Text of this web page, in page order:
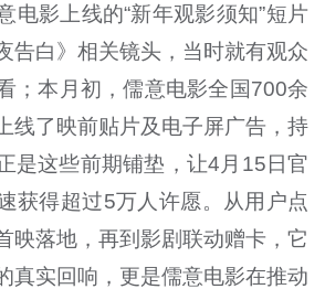
电影上线的“新年观影须知”短片
告白》相关镜头，当时就有观众
；本月初，儒意电影全国700余
线了映前贴片及电子屏广告，持
是这些前期铺垫，让4月15日官
获得超过5万人许愿。从用户点
映落地，再到影剧联动赠卡，它
真实回响，更是儒意电影在推动